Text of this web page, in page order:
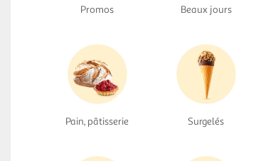
Promos Beaux jours
Pain, pâtisserie Surgelés